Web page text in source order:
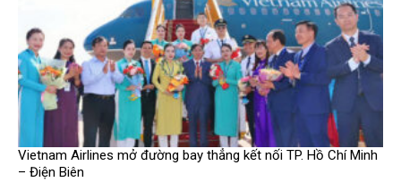
Vietnam Airlines mở đường bay thẳng kết nối TP. Hồ Chí Minh
– Điện Biên